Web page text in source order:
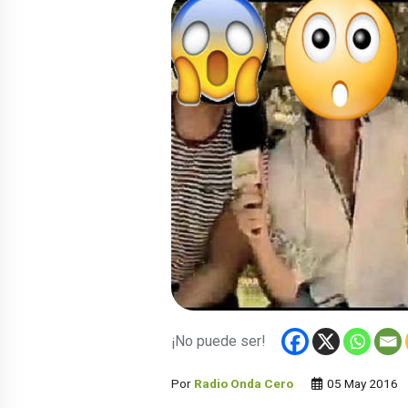
¡No puede ser!
Por Radio Onda Cero 05 May 2016